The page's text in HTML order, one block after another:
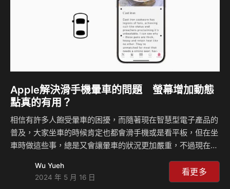
Apple解決滑手機暈車的問題 螢幕增加動態
點真的有用？
相信有許多人飽受暈車的困擾，而隨著現在智慧型電子產品的
普及，大家坐車的時候肯定也都會滑手機或是看平板，但在坐
車時做這些事，總是又會讓暈車的狀況更加嚴重，不過現在電
加小點點，並且這些點點會隨著車輛的G值改變做出不同方向
的移動，據悉將會讓暈車的狀況減少許多。 不論是Google或
Wu Yueh
2024 年 5 月 16 日
看更多